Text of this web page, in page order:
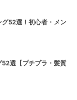
52選！初心者・メン
選【プチプラ・髪質